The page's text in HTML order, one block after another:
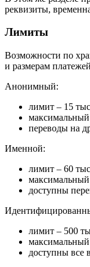
реквизиты,
Лимиты
Возможности по
и размерам
Анонимный:
лимит – 15
максимальный
переводы на
Именной:
лимит – 60
доступны
лимит – 500
доступны все